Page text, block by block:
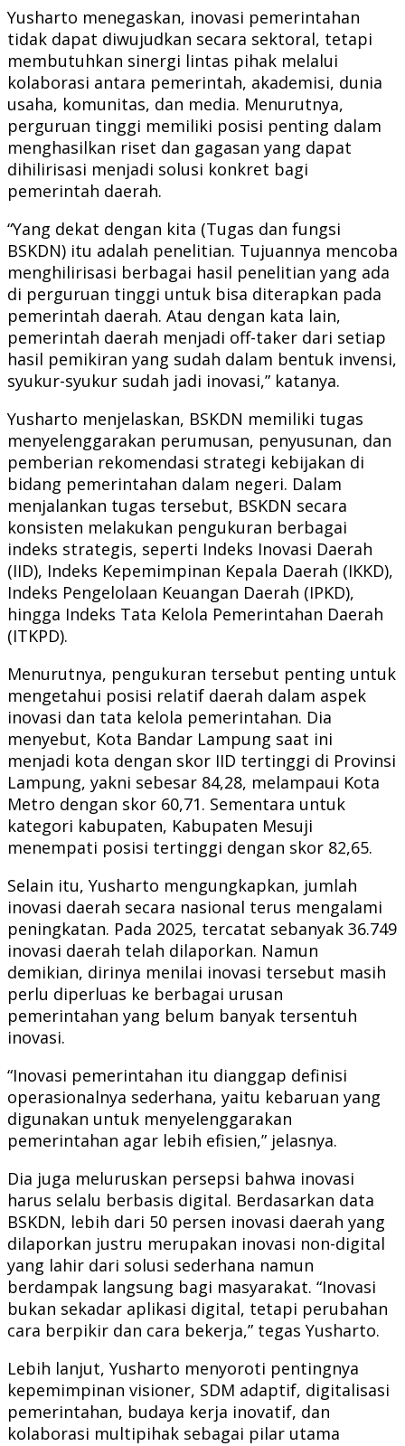
Yusharto menegaskan, inovasi pemerintahan
tidak dapat diwujudkan secara sektoral, tetapi
membutuhkan sinergi lintas pihak melalui
kolaborasi antara pemerintah, akademisi, dunia
usaha, komunitas, dan media. Menurutnya,
perguruan tinggi memiliki posisi penting dalam
menghasilkan riset dan gagasan yang dapat
dihilirisasi menjadi solusi konkret bagi
pemerintah daerah.
“Yang dekat dengan kita (Tugas dan fungsi
BSKDN) itu adalah penelitian. Tujuannya mencoba
menghilirisasi berbagai hasil penelitian yang ada
di perguruan tinggi untuk bisa diterapkan pada
pemerintah daerah. Atau dengan kata lain,
pemerintah daerah menjadi off-taker dari setiap
hasil pemikiran yang sudah dalam bentuk invensi,
syukur-syukur sudah jadi inovasi,” katanya.
Yusharto menjelaskan, BSKDN memiliki tugas
menyelenggarakan perumusan, penyusunan, dan
pemberian rekomendasi strategi kebijakan di
bidang pemerintahan dalam negeri. Dalam
menjalankan tugas tersebut, BSKDN secara
konsisten melakukan pengukuran berbagai
indeks strategis, seperti Indeks Inovasi Daerah
(IID), Indeks Kepemimpinan Kepala Daerah (IKKD),
Indeks Pengelolaan Keuangan Daerah (IPKD),
hingga Indeks Tata Kelola Pemerintahan Daerah
(ITKPD).
Menurutnya, pengukuran tersebut penting untuk
mengetahui posisi relatif daerah dalam aspek
inovasi dan tata kelola pemerintahan. Dia
menyebut, Kota Bandar Lampung saat ini
menjadi kota dengan skor IID tertinggi di Provinsi
Lampung, yakni sebesar 84,28, melampaui Kota
Metro dengan skor 60,71. Sementara untuk
kategori kabupaten, Kabupaten Mesuji
menempati posisi tertinggi dengan skor 82,65.
Selain itu, Yusharto mengungkapkan, jumlah
inovasi daerah secara nasional terus mengalami
peningkatan. Pada 2025, tercatat sebanyak 36.749
inovasi daerah telah dilaporkan. Namun
demikian, dirinya menilai inovasi tersebut masih
perlu diperluas ke berbagai urusan
pemerintahan yang belum banyak tersentuh
inovasi.
“Inovasi pemerintahan itu dianggap definisi
operasionalnya sederhana, yaitu kebaruan yang
digunakan untuk menyelenggarakan
pemerintahan agar lebih efisien,” jelasnya.
Dia juga meluruskan persepsi bahwa inovasi
harus selalu berbasis digital. Berdasarkan data
BSKDN, lebih dari 50 persen inovasi daerah yang
dilaporkan justru merupakan inovasi non-digital
yang lahir dari solusi sederhana namun
berdampak langsung bagi masyarakat. “Inovasi
bukan sekadar aplikasi digital, tetapi perubahan
cara berpikir dan cara bekerja,” tegas Yusharto.
Lebih lanjut, Yusharto menyoroti pentingnya
kepemimpinan visioner, SDM adaptif, digitalisasi
pemerintahan, budaya kerja inovatif, dan
kolaborasi multipihak sebagai pilar utama